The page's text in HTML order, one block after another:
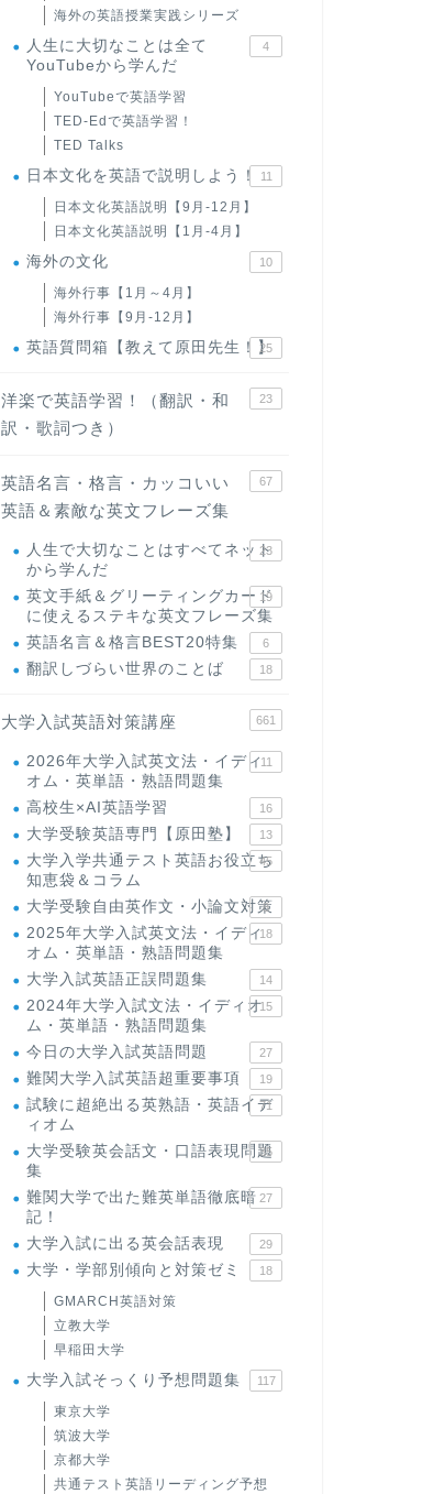
海外の英語授業実践シリーズ
人生に大切なことは全て
YouTubeから学んだ
4
YouTubeで英語学習
TED-Edで英語学習！
TED Talks
日本文化を英語で説明しよう！ 11
日本文化英語説明【9月-12月】
日本文化英語説明【1月-4月】
海外の文化 10
海外行事【1月～4月】
海外行事【9月-12月】
英語質問箱【教えて原田先生！】
25
洋楽で英語学習！（翻訳・和
訳・歌詞つき）
23
英語名言・格言・カッコいい
英語＆素敵な英文フレーズ集
67
人生で大切なことはすべてネット
から学んだ
23
英文手紙＆グリーティングカード
に使えるステキな英文フレーズ集
19
英語名言＆格言BEST20特集 6
翻訳しづらい世界のことば 18
大学入試英語対策講座 661
2026年大学入試英文法・イディ
オム・英単語・熟語問題集
11
高校生×AI英語学習 16
大学受験英語専門【原田塾】 13
大学入学共通テスト英語お役立ち
知恵袋＆コラム
45
大学受験自由英作文・小論文対策
8
2025年大学入試英文法・イディ
オム・英単語・熟語問題集
18
大学入試英語正誤問題集 14
2024年大学入試文法・イディオ
ム・英単語・熟語問題集
15
今日の大学入試英語問題 27
難関大学入試英語超重要事項 19
試験に超絶出る英熟語・英語イデ
ィオム
71
大学受験英会話文・口語表現問題
集
35
難関大学で出た難英単語徹底暗
記！
27
大学入試に出る英会話表現 29
大学・学部別傾向と対策ゼミ 18
GMARCH英語対策
立教大学
早稲田大学
大学入試そっくり予想問題集 117
東京大学
筑波大学
京都大学
共通テスト英語リーディング予想